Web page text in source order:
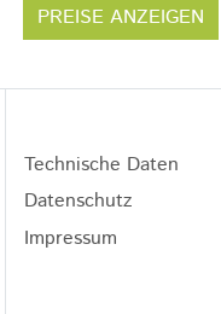
PREISE ANZEIGEN
Technische Daten
Datenschutz
Impressum